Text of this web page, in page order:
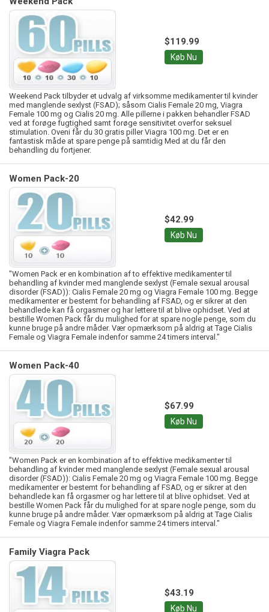
$119.99
Køb Nu
Weekend Pack tilbyder et udvalg af virksomme medikamenter til kvinder
med manglende sexlyst (FSAD); såsom Cialis Female 20 mg, Viagra
Female 100 mg og Cialis 20 mg. Alle pillerne i pakken behandler FSAD
ved at forøge fugtighed samt forøge sensitivitet overfor seksuel
stimulation. Oveni får du 30 gratis piller Viagra 100 mg. Det er en
fantastisk måde at spare penge på samtidig Med at du får den
behandling du fortjener.
Women Pack-20
$42.99
Køb Nu
"Women Pack er en kombination af to effektive medikamenter til
behandling af kvinder med manglende sexlyst (Female sexual arousal
disorder (FSAD)): Cialis Female 20 mg og Viagra Female 100 mg. Begge
medikamenter er bestemt for behandling af FSAD, og er sikrer at den
behandlede kan få orgasmer og har lettere til at blive ophidset. Ved at
bestille Women Pack får du mulighed for at spare nogle penge, som du
kunne bruge på andre måder. Vær opmærksom på aldrig at Tage Cialis
Female og Viagra Female indenfor samme 24 timers interval."
Women Pack-40
$67.99
Køb Nu
"Women Pack er en kombination af to effektive medikamenter til
behandling af kvinder med manglende sexlyst (Female sexual arousal
disorder (FSAD)): Cialis Female 20 mg og Viagra Female 100 mg. Begge
medikamenter er bestemt for behandling af FSAD, og er sikrer at den
behandlede kan få orgasmer og har lettere til at blive ophidset. Ved at
bestille Women Pack får du mulighed for at spare nogle penge, som du
kunne bruge på andre måder. Vær opmærksom på aldrig at Tage Cialis
Female og Viagra Female indenfor samme 24 timers interval."
Family Viagra Pack
$43.19
Køb Nu